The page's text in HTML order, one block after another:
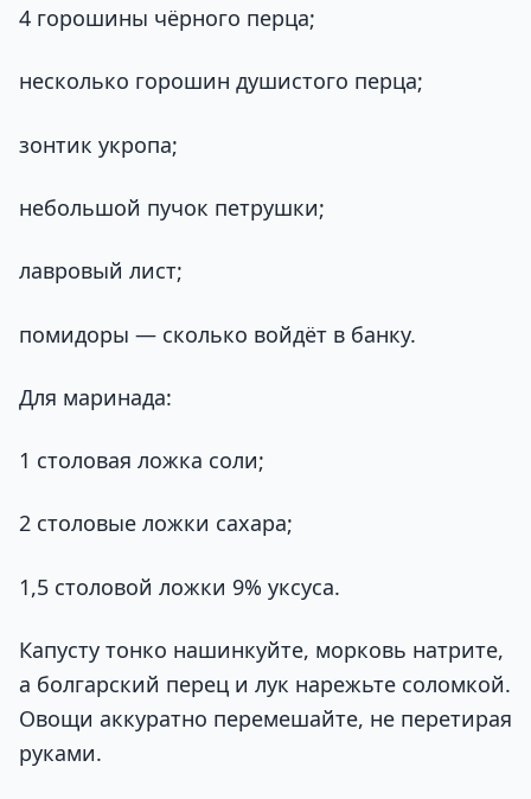
4 горошины чёрного перца;
несколько горошин душистого перца;
зонтик укропа;
небольшой пучок петрушки;
лавровый лист;
помидоры — сколько войдёт в банку.
Для маринада:
1 столовая ложка соли;
2 столовые ложки сахара;
1,5 столовой ложки 9% уксуса.
Капусту тонко нашинкуйте, морковь натрите,
а болгарский перец и лук нарежьте соломкой.
Овощи аккуратно перемешайте, не перетирая
руками.